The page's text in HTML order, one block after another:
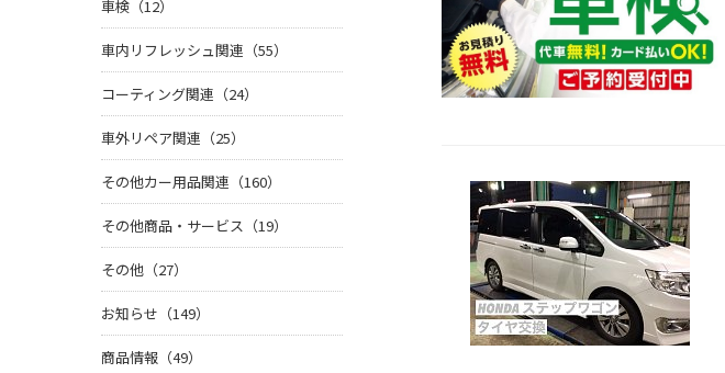
車検（12）
車内リフレッシュ関連（55）
コーティング関連（24）
車外リペア関連（25）
その他カー用品関連（160）
その他商品・サービス（19）
その他（27）
お知らせ（149）
商品情報（49）